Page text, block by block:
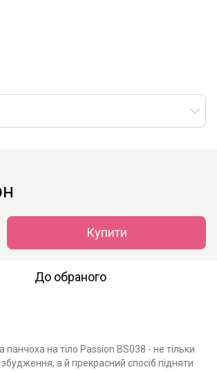
Купити
До обраного
панчоха на тіло Passion BS038 - не тільки
а й прекрасний спосіб підняти